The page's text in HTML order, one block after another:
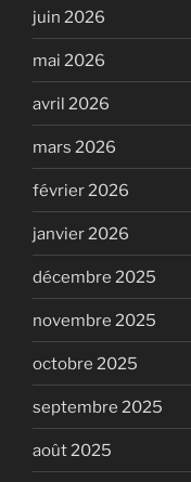
juin 2026
mai 2026
avril 2026
mars 2026
février 2026
janvier 2026
décembre 2025
novembre 2025
octobre 2025
septembre 2025
août 2025